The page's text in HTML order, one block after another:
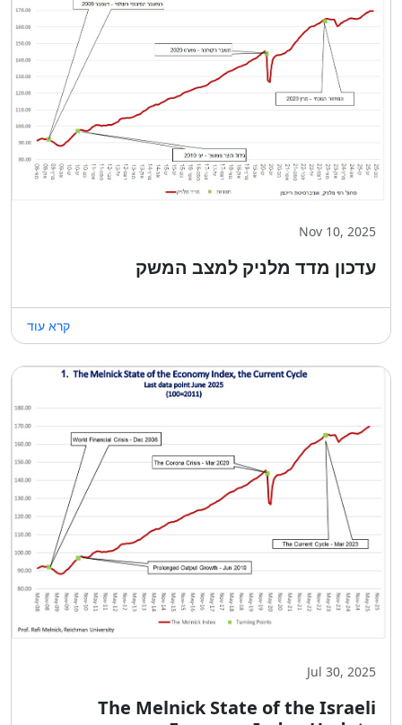
Nov 10, 2025
עדכון מדד מלניק למצב המשק
קרא עוד
Jul 30, 2025
The Melnick State of the Israeli